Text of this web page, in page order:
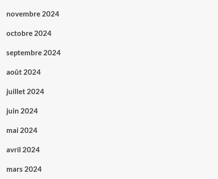
novembre 2024
octobre 2024
septembre 2024
août 2024
juillet 2024
juin 2024
mai 2024
avril 2024
mars 2024